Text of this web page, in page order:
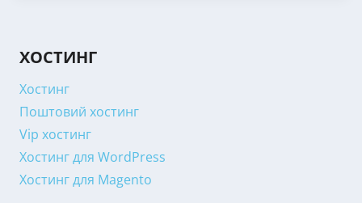
ХОСТИНГ
Хостинг
Поштовий хостинг
Vip хостинг
Хостинг для WordPress
Хостинг для Magento